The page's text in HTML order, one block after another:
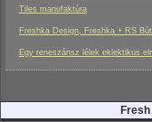
Tiles manufaktúra
Freshka Design, Freshka + RS
Egy reneszánsz lélek eklektikus